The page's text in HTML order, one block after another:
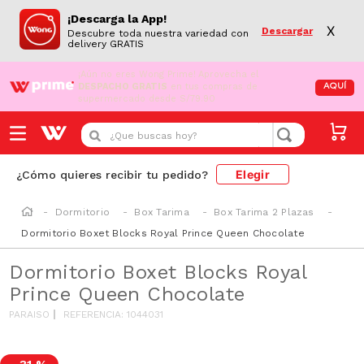
¡Descarga la App!
Descubre toda nuestra variedad con
delivery GRATIS
Descargar X
¡Aún no eres Wong Prime! Aprovecha el
DESPACHO GRATIS en tus compras de
supermercado desde S/79.90
AQUÍ
¿Que buscas hoy?
¿Cómo quieres recibir tu pedido? Elegir
Dormitorio Box Tarima
Box Tarima 2 Plazas
Dormitorio Boxet Blocks Royal Prince Queen Chocolate
Dormitorio Boxet Blocks Royal
Prince Queen Chocolate
PARAISO REFERENCIA:1044031